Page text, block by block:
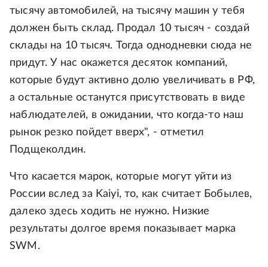
тысячу автомобилей, на тысячу машин у тебя
должен быть склад. Продал 10 тысяч - создай
склады на 10 тысяч. Тогда однодневки сюда не
придут. У нас окажется десяток компаний,
которые будут активно долю увеличивать в РФ,
а остальные останутся присутствовать в виде
наблюдателей, в ожидании, что когда-то наш
рынок резко пойдет вверх", - отметил
Подщеколдин.
Что касается марок, которые могут уйти из
России вслед за Kaiyi, то, как считает Бобылев,
далеко здесь ходить не нужно. Низкие
результаты долгое время показывает марка
SWM.